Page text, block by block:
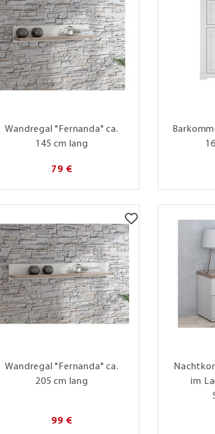
Wandregal "Fernanda" ca.
145 cm lang
79 €
Wandregal "Fernanda" ca.
205 cm lang
99 €
im